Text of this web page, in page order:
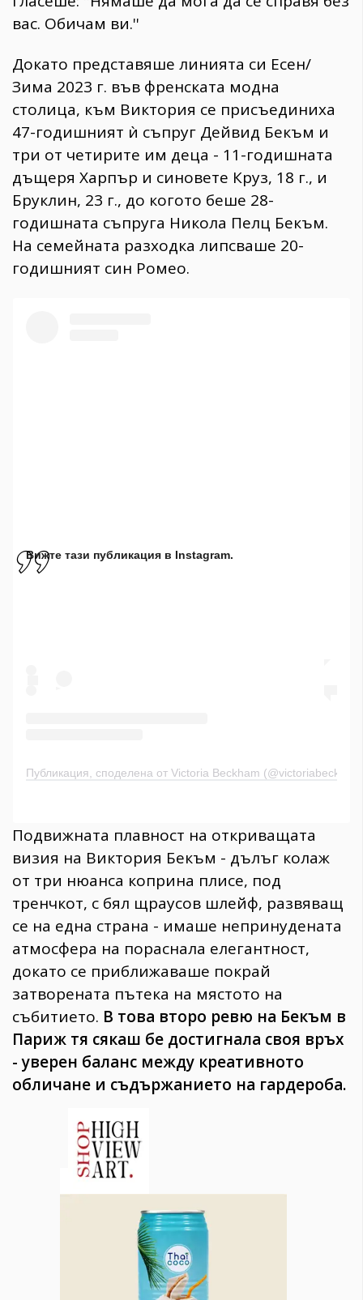
вас. Обичам ви.''
Докато представяше линията си Есен/
Зима 2023 г. във френската модна
столица, към Виктория се присъединиха
47-годишният ѝ съпруг Дейвид Бекъм и
три от четирите им деца - 11-годишната
дъщеря Харпър и синовете Круз, 18 г., и
Бруклин, 23 г., до когото беше 28-
годишната съпруга Никола Пелц Бекъм.
На семейната разходка липсваше 20-
годишният син Ромео.
Вижте тази публикация в Instagram.
Публикация, споделена от Victoria Beckham
Подвижната плавност на откриващата
визия на Виктория Бекъм - дълъг колаж
от три нюанса коприна плисе, под
тренчкот, с бял щраусов шлейф, развяващ
се на една страна - имаше непринудената
атмосфера на пораснала елегантност,
докато се приближаваше покрай
затворената пътека на мястото на
събитието. В това второ ревю на Бекъм в
Париж тя сякаш бе достигнала своя връх
- уверен баланс между креативното
обличане и съдържанието на гардероба.